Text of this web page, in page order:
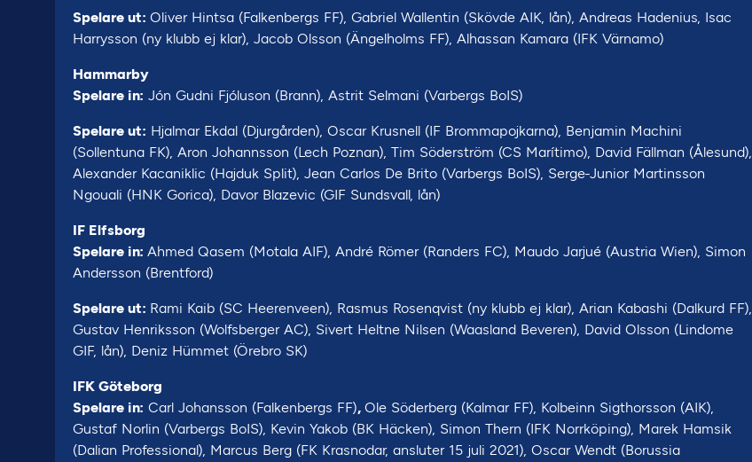
Spelare ut: Oliver Hintsa (Falkenbergs FF), Gabriel Wallentin (Skövde AIK, lån), Andreas Hadenius, Isac
Harrysson (ny klubb ej klar), Jacob Olsson (Ängelholms FF), Alhassan Kamara (IFK Värnamo)
Hammarby
Spelare in: Jón Gudni Fjóluson (Brann), Astrit Selmani (Varbergs BoIS)
Spelare ut: Hjalmar Ekdal (Djurgården), Oscar Krusnell (IF Brommapojkarna), Benjamin Machini
(Sollentuna FK), Aron Johannsson (Lech Poznan), Tim Söderström (CS Marítimo), David Fällman (Ålesund),
Alexander Kacaniklic (Hajduk Split), Jean Carlos De Brito (Varbergs BoIS), Serge-Junior Martinsson
Ngouali (HNK Gorica), Davor Blazevic (GIF Sundsvall, lån)
IF Elfsborg
Spelare in: Ahmed Qasem (Motala AIF), André Römer (Randers FC), Maudo Jarjué (Austria Wien), Simon
Andersson (Brentford)
Spelare ut: Rami Kaib (SC Heerenveen), Rasmus Rosenqvist (ny klubb ej klar), Arian Kabashi (Dalkurd FF),
Gustav Henriksson (Wolfsberger AC), Sivert Heltne Nilsen (Waasland Beveren), David Olsson (Lindome
GIF, lån), Deniz Hümmet (Örebro SK)
IFK Göteborg
Spelare in: Carl Johansson (Falkenbergs FF), Ole Söderberg (Kalmar FF), Kolbeinn Sigthorsson (AIK),
Gustaf Norlin (Varbergs BoIS), Kevin Yakob (BK Häcken), Simon Thern (IFK Norrköping), Marek Hamsik
(Dalian Professional), Marcus Berg (FK Krasnodar, ansluter 15 juli 2021), Oscar Wendt (Borussia